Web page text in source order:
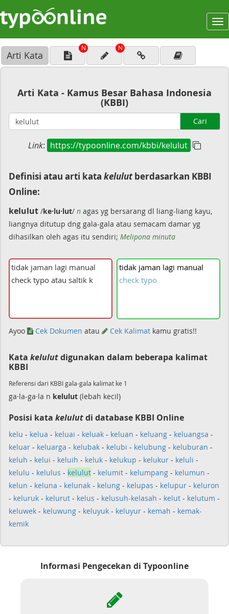
Arti Kata
N N
Arti Kata - Kamus Besar Bahasa Indonesia
(KBBI)
Cari
Link: https://typoonline.com/kbbi/kelulut
Definisi atau arti kata kelulutberdasarkan KBBI
Online:
kelulut /ke·lu·lut/ n agas yg bersarang dl liang-liang kayu,
liangnya ditutup dng gala-gala atau semacam damar yg
dihasilkan oleh agas itu sendiri; Melipona minuta
tidak jaman lagi manual
check typo
Ayoo Cek Dokumen atau Cek Kalimat kamu gratis!!
Kata kelulutdigunakan dalam beberapa kalimat
KBBI
Referensi dari KBBI gala-gala kalimat ke 1
ga·la-ga·la n kelulut (lebah kecil)
Posisi kata kelulutdi database KBBI Online
kelu - kelua - keluai - keluak - keluan - keluang - keluangsa -
keluar - keluarga - kelubak - kelubi - kelubung - keluburan -
keluh - kelui - keluih - keluk - kelukup - kelukur - keluli -
kelulu - kelulus - kelulut - kelumit - kelumpang - kelumun -
kelun - keluna - kelunak - kelung - kelupas - kelupur - keluron
- keluruk - kelurut - kelus - kelusuh-kelasah - kelut - kelutum -
keluwek - keluwung - keluyuk - keluyur - kemah - kemak-
kemik
Informasi Pengecekan di Typoonline